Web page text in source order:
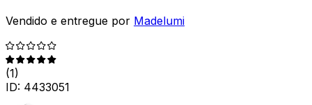
Vendido e entregue por Madelumi
(1)
ID: 4433051